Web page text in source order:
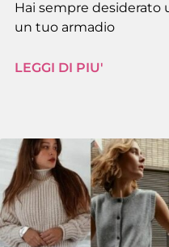
Hai sempre desiderato
un tuo armadio
LEGGI DI PIU'